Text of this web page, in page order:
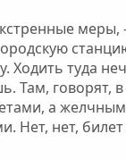
Ходить туда
Там, говорят, в
а
Нет, нет,